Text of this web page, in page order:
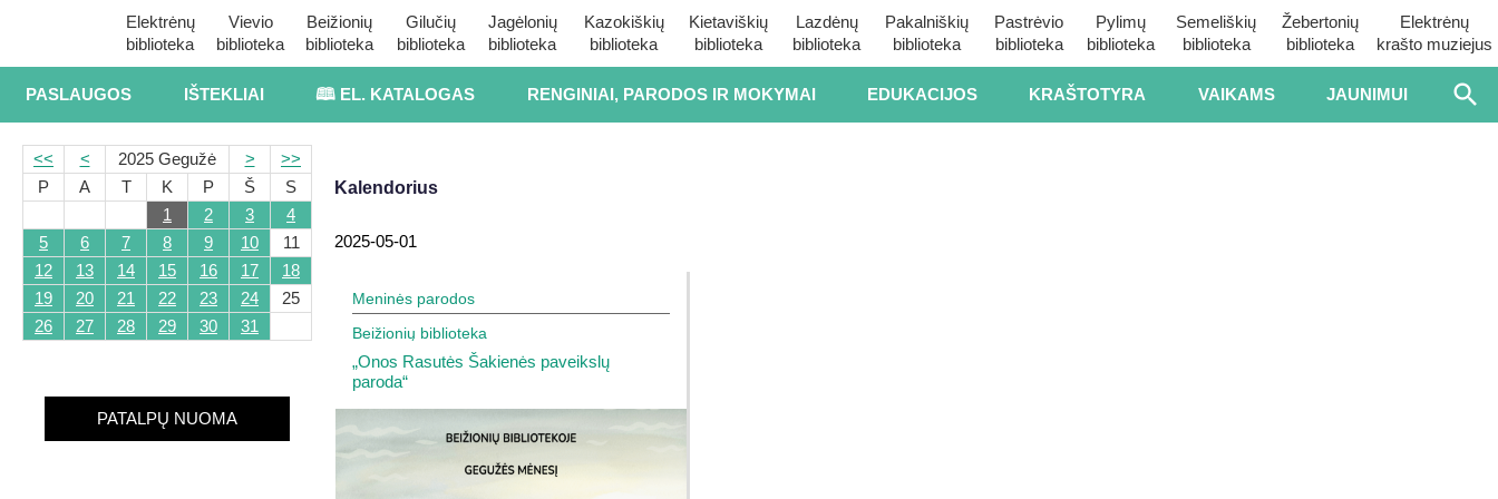
Elektrėnų
biblioteka
Vievio
biblioteka
Beižionių
biblioteka
Gilučių
biblioteka
Jagėlonių
biblioteka
Kazokiškių
biblioteka
Kietaviškių
biblioteka
Lazdėnų
biblioteka
Pakalniškių
biblioteka
Pastrėvio
biblioteka
Pylimų
biblioteka
Semeliškių
biblioteka
Žebertonių
biblioteka
Elektrėnų
krašto muziejus
PASLAUGOS IŠTEKLIAI 🕮 EL. KATALOGAS RENGINIAI, PARODOS IR MOKYMAI EDUKACIJOS KRAŠTOTYRA VAIKAMS JAUNIMUI
<< < 2025 Gegužė >
>>
P
A T K P Š
S
1
2 3
4
5
6 7 8 9 10
11
12
13 14 15 16 17
18
19
20 21 22 23 24
25
26
27 28 29 30 31
PATALPŲ NUOMA
Kalendorius
2025-05-01
Meninės parodos
Beižionių biblioteka
„Onos Rasutės Šakienės paveikslų
paroda“